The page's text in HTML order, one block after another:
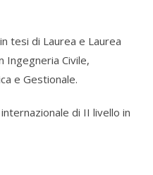
tesi di Laurea e Laurea
Ingegneria Civile,
e Gestionale.
di II livello in